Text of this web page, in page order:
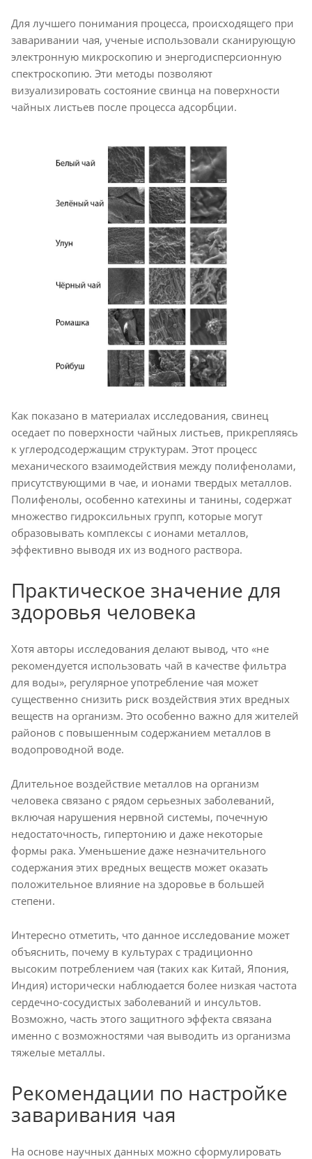
Для лучшего понимания процесса, происходящего при
заваривании чая, ученые использовали сканирующую
электронную микроскопию и энергодисперсионную
спектроскопию. Эти методы позволяют
визуализировать состояние свинца на поверхности
чайных листьев после процесса адсорбции.
Как показано в материалах исследования, свинец
оседает по поверхности чайных листьев, прикрепляясь
к углеродсодержащим структурам. Этот процесс
механического взаимодействия между полифенолами,
присутствующими в чае, и ионами твердых металлов.
Полифенолы, особенно катехины и танины, содержат
множество гидроксильных групп, которые могут
образовывать комплексы с ионами металлов,
эффективно выводя их из водного раствора.
Практическое значение для
здоровья человека
Хотя авторы исследования делают вывод, что «не
рекомендуется использовать чай в качестве фильтра
для воды», регулярное употребление чая может
существенно снизить риск воздействия этих вредных
веществ на организм. Это особенно важно для жителей
районов с повышенным содержанием металлов в
водопроводной воде.
Длительное воздействие металлов на организм
человека связано с рядом серьезных заболеваний,
включая нарушения нервной системы, почечную
недостаточность, гипертонию и даже некоторые
формы рака. Уменьшение даже незначительного
содержания этих вредных веществ может оказать
положительное влияние на здоровье в большей
степени.
Интересно отметить, что данное исследование может
объяснить, почему в культурах с традиционно
высоким потреблением чая (таких как Китай, Япония,
Индия) исторически наблюдается более низкая частота
сердечно-сосудистых заболеваний и инсультов.
Возможно, часть этого защитного эффекта связана
именно с возможностями чая выводить из организма
тяжелые металлы.
Рекомендации по настройке
заваривания чая
На основе научных данных можно сформулировать